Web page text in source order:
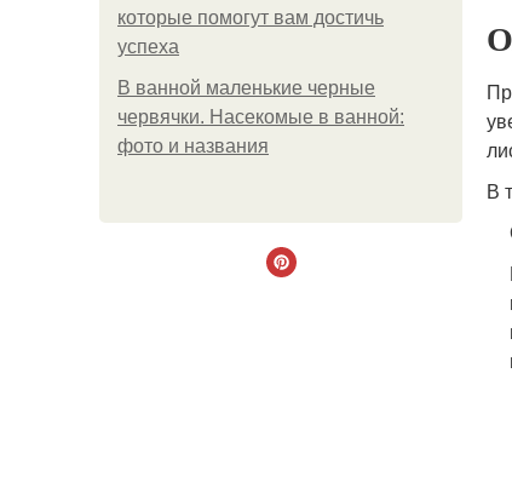
которые помогут вам достичь
успеха
В ванной маленькие черные
червячки. Насекомые в ванной:
фото и названия
В